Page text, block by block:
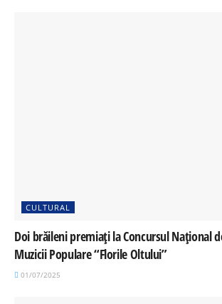
CULTURAL
Doi brăileni premiați la Concursul Național
Muzicii Populare “Florile Oltului”
01/07/2025